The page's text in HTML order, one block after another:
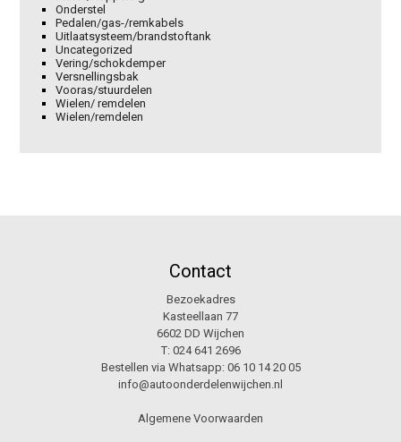
Onderstel
Pedalen/gas-/remkabels
Uitlaatsysteem/brandstoftank
Uncategorized
Vering/schokdemper
Versnellingsbak
Vooras/stuurdelen
Wielen/ remdelen
Wielen/remdelen
Contact
Bezoekadres
Kasteellaan 77
6602 DD Wijchen
T: 024 641 2696
Bestellen via Whatsapp: 06 10 14 20 05
info@autoonderdelenwijchen.nl
Algemene Voorwaarden